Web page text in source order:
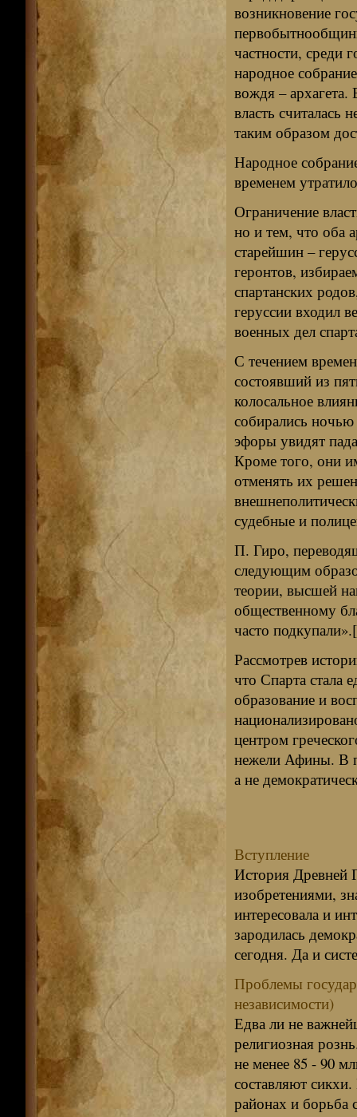
возникновение
частности, среди
народное
вождя –
власть считалась
таким образом
Народное
временем
Ограничение
но и тем, что оба
старейшин –
геронтов,
спартанских
геруссии входил
военных дел
С течением
состоявший из
колосальное
собирались
эфоры увидят
Кроме того, они
отменять их
судебные и
П. Гиро,
следующим
теории, высшей
общественному
часто
Рассмотрев
что Спарта стала
образование и
центром
нежели Афины. В
а не
Вступление
История Древней
изобретениями,
интересовала и
зародилась
сегодня. Да и
Проблемы
независимости)
Едва ли не
религиозная
не менее 85 - 90
составляют
районах и борьба